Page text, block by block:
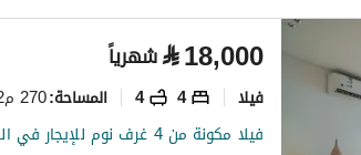
⃁18,000 شهرياً
فیلا 4
4 المساحة:270 م2
فيلا مكونة من 4 غرف نوم للإيجار في الخزامى، الخبر